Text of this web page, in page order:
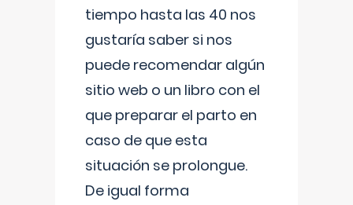
tiempo hasta las 40 nos
gustaría saber si nos
puede recomendar algún
sitio web o un libro con el
que preparar el parto en
caso de que esta
situación se prolongue.
De igual forma